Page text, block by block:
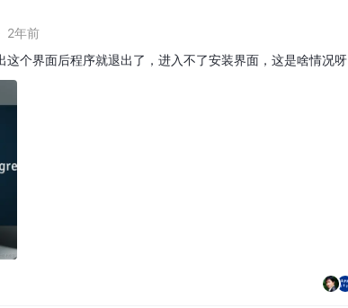
2年前
个界面后程序就退出了，进入不了安装界面，这是啥情况呀